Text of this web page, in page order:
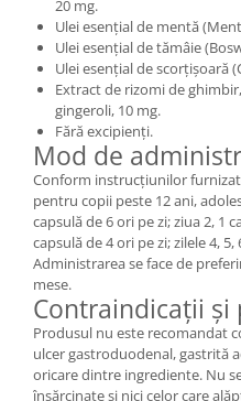
20 mg.
Ulei esențial de mentă
Ulei esențial de tămâie
Ulei esențial de scorțișoară
Extract de rizomi de
gingeroli, 10 mg.
Fără excipienți.
Mod de
Conform instrucțiunilor
pentru copii peste 12 ani,
capsulă de 6 ori pe zi; ziua 2, 1
capsulă de 4 ori pe zi; zilele 4,
Administrarea se face de
mese.
Contraindicații și
Produsul nu este recomandat
ulcer gastroduodenal, gastrită
oricare dintre ingrediente. Nu
însărcinate și nici celor care